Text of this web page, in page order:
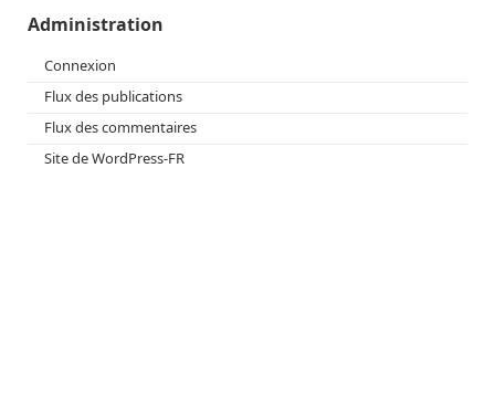
Administration
Connexion
Flux des publications
Flux des commentaires
Site de WordPress-FR